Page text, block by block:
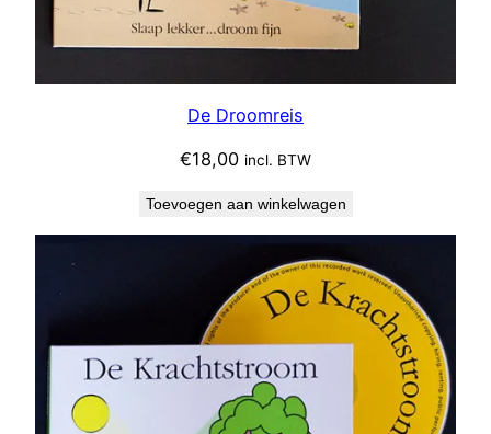
De Droomreis
€18,00 incl. BTW
Toevoegen aan winkelwagen